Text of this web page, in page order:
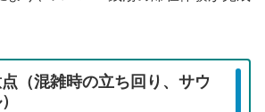
（混雑時の立ち回り、サウ